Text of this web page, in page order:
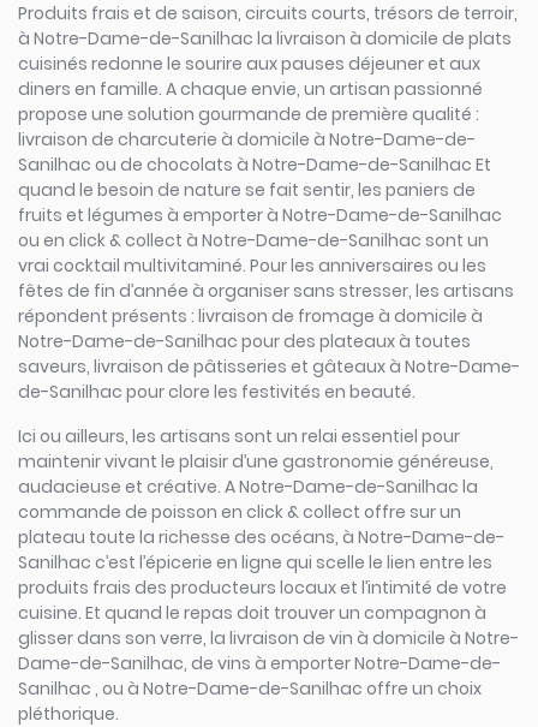
Produits frais et de saison, circuits courts, trésors de terroir,
à Notre-Dame-de-Sanilhac la livraison à domicile de plats
cuisinés redonne le sourire aux pauses déjeuner et aux
diners en famille. A chaque envie, un artisan passionné
propose une solution gourmande de première qualité :
livraison de charcuterie à domicile à Notre-Dame-de-
Sanilhac ou de chocolats à Notre-Dame-de-Sanilhac Et
quand le besoin de nature se fait sentir, les paniers de
fruits et légumes à emporter à Notre-Dame-de-Sanilhac
ou en click & collect à Notre-Dame-de-Sanilhac sont un
vrai cocktail multivitaminé. Pour les anniversaires ou les
fêtes de fin d’année à organiser sans stresser, les artisans
répondent présents : livraison de fromage à domicile à
Notre-Dame-de-Sanilhac pour des plateaux à toutes
saveurs, livraison de pâtisseries et gâteaux à Notre-Dame-
de-Sanilhac pour clore les festivités en beauté.
Ici ou ailleurs, les artisans sont un relai essentiel pour
maintenir vivant le plaisir d’une gastronomie généreuse,
audacieuse et créative. A Notre-Dame-de-Sanilhac la
commande de poisson en click & collect offre sur un
plateau toute la richesse des océans, à Notre-Dame-de-
Sanilhac c’est l’épicerie en ligne qui scelle le lien entre les
produits frais des producteurs locaux et l’intimité de votre
cuisine. Et quand le repas doit trouver un compagnon à
glisser dans son verre, la livraison de vin à domicile à Notre-
Dame-de-Sanilhac, de vins à emporter Notre-Dame-de-
Sanilhac , ou à Notre-Dame-de-Sanilhac offre un choix
pléthorique.